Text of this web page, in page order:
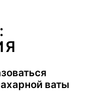
ваты